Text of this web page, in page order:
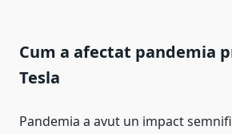
Cum a afectat pandemia
Tesla
Pandemia a avut un impact